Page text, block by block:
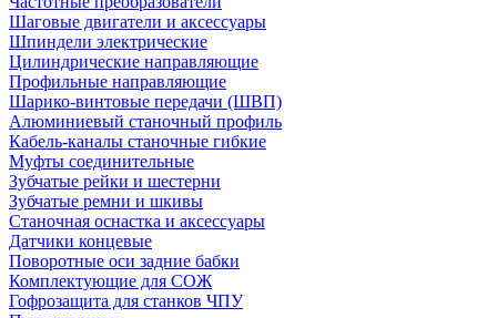
Шаговые двигатели и аксессуары
Шпиндели электрические
Цилиндрические направляющие
Профильные направляющие
Шарико-винтовые передачи (ШВП)
Алюминиевый станочный профиль
Кабель-каналы станочные гибкие
Муфты соединительные
Зубчатые рейки и шестерни
Зубчатые ремни и шкивы
Станочная оснастка и аксессуары
Датчики концевые
Поворотные оси задние бабки
Комплектующие для СОЖ
Гофрозащита для станков ЧПУ